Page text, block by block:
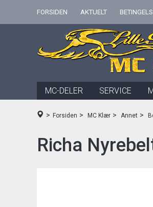
FORSIDEN AKTUELT
MC-DELER SERVICE
> Forsiden > MC Klær > Annet >
Richa